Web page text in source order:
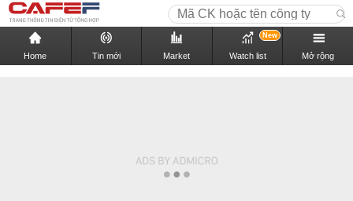
Home Tin mới Market Watch list
New
Mở rộng